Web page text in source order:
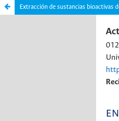
Extracción de sustancias bioactivas